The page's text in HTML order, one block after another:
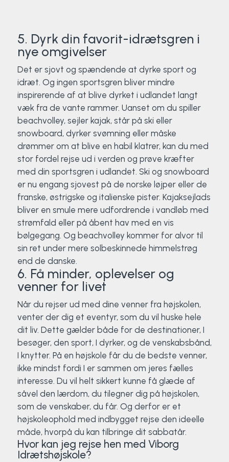
5. Dyrk din favorit-idrætsgren i
nye omgivelser
Det er sjovt og spændende at dyrke sport og
idræt. Og ingen sportsgren bliver mindre
inspirerende af at blive dyrket i udlandet langt
væk fra de vante rammer. Uanset om du spiller
beachvolley, sejler kajak, står på ski eller
snowboard, dyrker svømning eller måske
drømmer om at blive en habil klatrer, kan du med
stor fordel rejse ud i verden og prøve kræfter
med din sportsgren i udlandet. Ski og snowboard
er nu engang sjovest på de norske løjper eller de
franske, østrigske og italienske pister. Kajaksejlads
bliver en smule mere udfordrende i vandløb med
strømfald eller på åbent hav med en vis
bølgegang. Og beachvolley kommer for alvor til
sin ret under mere solbeskinnede himmelstrøg
end de danske.
6. Få minder, oplevelser og
venner for livet
Når du rejser ud med dine venner fra højskolen,
venter der dig et eventyr, som du vil huske hele
dit liv. Dette gælder både for de destinationer, I
besøger, den sport, I dyrker, og de venskabsbånd,
I knytter. På en højskole får du de bedste venner,
ikke mindst fordi I er sammen om jeres fælles
interesse. Du vil helt sikkert kunne få glæde af
såvel den lærdom, du tilegner dig på højskolen,
som de venskaber, du får. Og derfor er et
højskoleophold med indbygget rejse den ideelle
måde, hvorpå du kan tilbringe dit sabbatår.
Hvor kan jeg rejse hen med Viborg
Idrætshøjskole?